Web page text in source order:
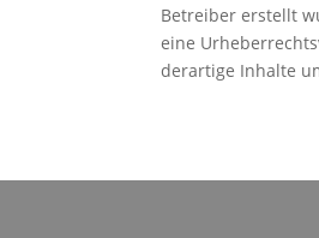
Betreiber erstellt
eine
derartige Inhalte